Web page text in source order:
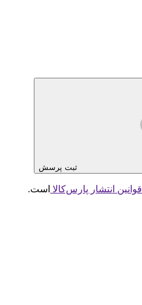
ثبت پرسش
قوانین انتشار پارس‌کالا است.